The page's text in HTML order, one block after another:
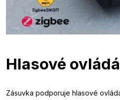
Hlasové
Zásuvka podporuje hlasové